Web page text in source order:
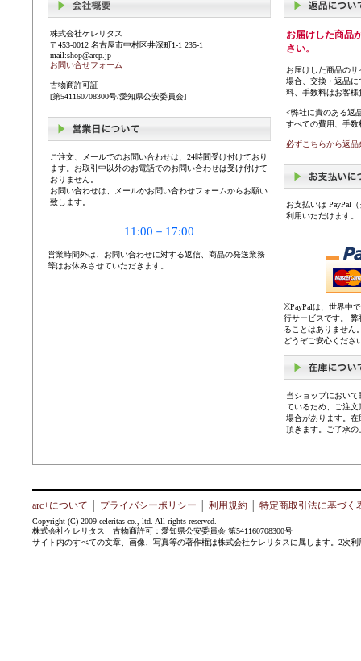
株式会社ケレリタス
〒453-0012 名古屋市中村区井深町1-1 235-1
mail:shop@arcp.jp
お問い合せフォーム
古物商許可証
[第541160708300号/愛知県公安委員会]
ご注文、メールでのお問い合わせは、24時間受け付けており
ます。お取引中以外のお電話でのお問い合わせは受け付けて
おりません。
お問い合わせは、メールかお問い合わせフォームからお願い
致します。
11:00－17:00
営業時間外は、お問い合わせに対する返信、商品の発送業務
等はお休みさせていただきます。
お届けした商品
さい。
お届けした商品の
場合、交換・返品
料、手数料はお客
<弊社に責のある返
すべての費用、手
必ずこちらから返
お支払いは PayPal
利用いただけます。
※PayPalは、世界中
行サービスです。
ることはありません
どうぞご安心くださ
当ショップにおい
ているため、ご注
場合があります。
頂きます。ご了承
arc+について プライバシーポリシー 利用規約 特定商取引法に基づく
Copyright (C) 2009 celeritas co., ltd. All rights reserved.
株式会社ケレリタス 古物商許可：愛知県公安委員会 第541160708300号
サイト内のすべての文章、画像、写真等の著作権は株式会社ケレリタスに属します。2次